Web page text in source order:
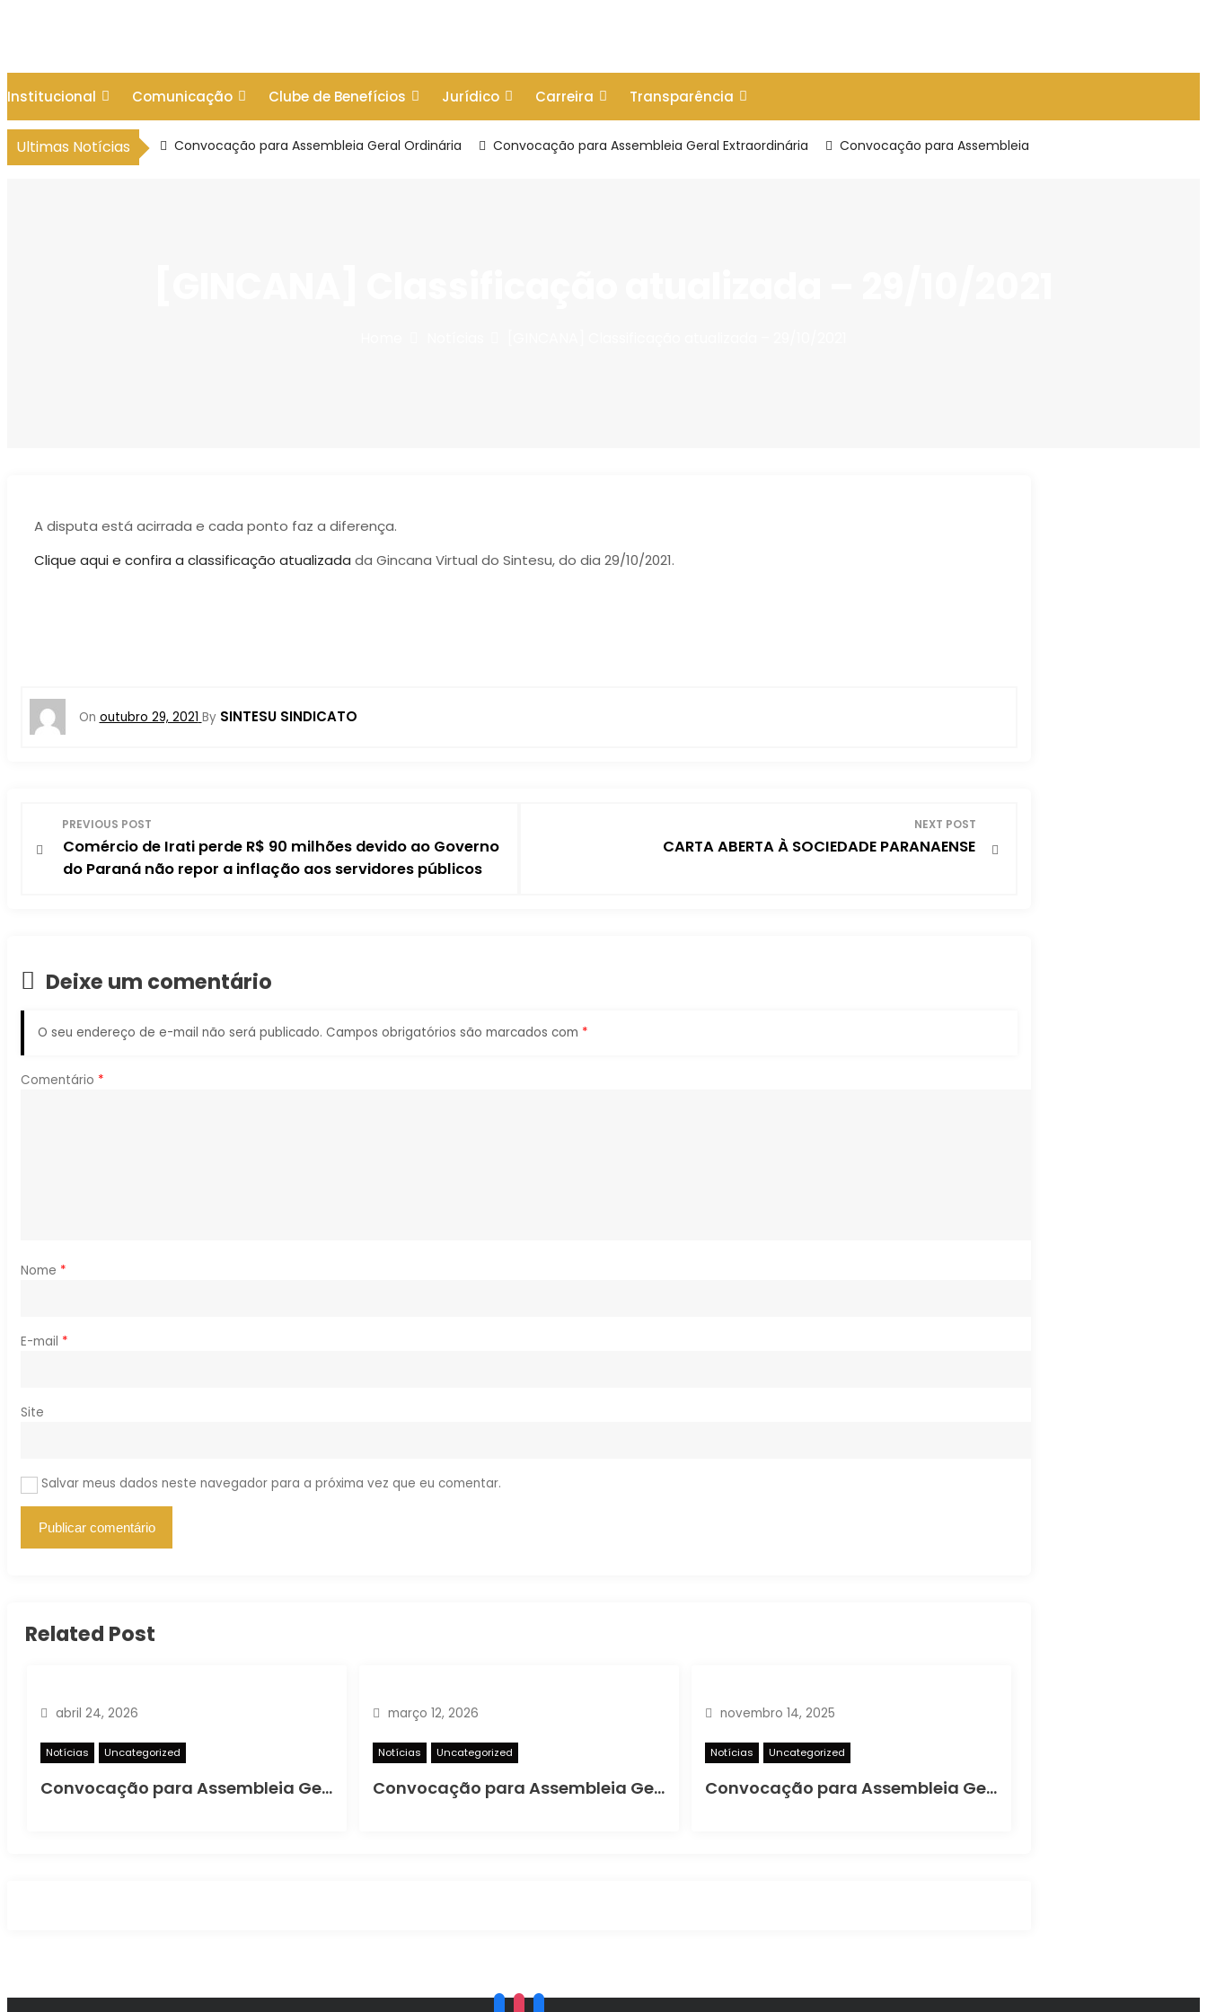
Institucional Comunicação Clube de Benefícios Jurídico Carreira Transparência
Ultimas Notícias Convocação para Assembleia Geral Ordinária Convocação para Assembleia Geral Extraordinária Convocação para Assembleia Geral Extraordinária
A disputa está acirrada e cada ponto faz a diferença.
Clique aqui e confira a classificação atualizada da Gincana Virtual do Sintesu, do dia 29/10/2021.
On outubro 29, 2021 By SINTESU SINDICATO
Navegação
de
PREVIOUS POST
Comércio de Irati perde R$ 90 milhões devido ao Governo
do Paraná não repor a inflação aos servidores públicos
NEXT POST
CARTA ABERTA À SOCIEDADE PARANAENSE
Deixe um comentário
O seu endereço de e-mail não será publicado. Campos obrigatórios são marcados com *
Comentário *
Nome *
E-mail *
Site
Salvar meus dados neste navegador para a próxima vez que eu comentar.
Related Post
abril 24, 2026
Notícias Uncategorized
Convocação para Assembleia Geral Ordinária
março 12, 2026
Notícias Uncategorized
Convocação para Assembleia Geral Extraordinária
novembro 14, 2025
Notícias Uncategorized
Convocação para Assembleia Geral Extraordinária